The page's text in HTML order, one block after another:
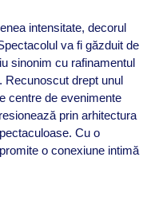
intensitate, decorul
va fi găzduit de
sinonim cu rafinamentul
Recunoscut drept unul
centre de evenimente
prin arhitectura
Cu o
o conexiune intimă